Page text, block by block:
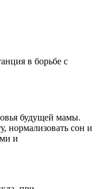
в борьбе с
будущей мамы.
нормализовать сон и
и